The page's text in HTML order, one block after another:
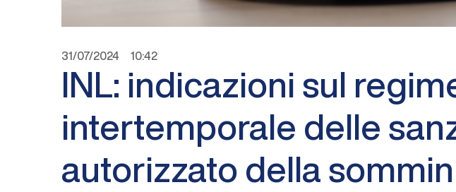
31/07/2024 10:42
INL: indicazioni sul
intertemporale delle
autorizzato della